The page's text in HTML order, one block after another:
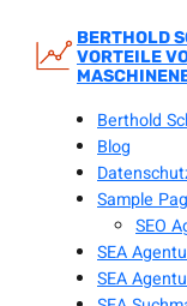
Inhalt
springen
BERTHOLD
VORTEILE
Berthold
Blog
Sample
SEO
SEA
SEA